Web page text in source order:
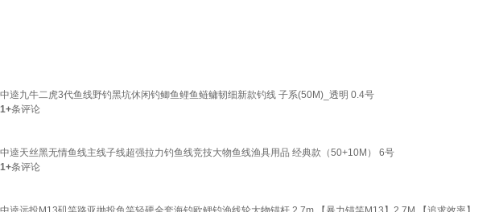
中逵九牛二虎3代鱼线野钓黑坑休闲钓鲫鱼鲤鱼鲢鳙韧细新款钓线 子系(50M)_透明 0.4号
1+条评论
中逵天丝黑无情鱼线主线子线超强拉力钓鱼线竞技大物鱼线渔具用品 经典款（50+10M） 6号
1+条评论